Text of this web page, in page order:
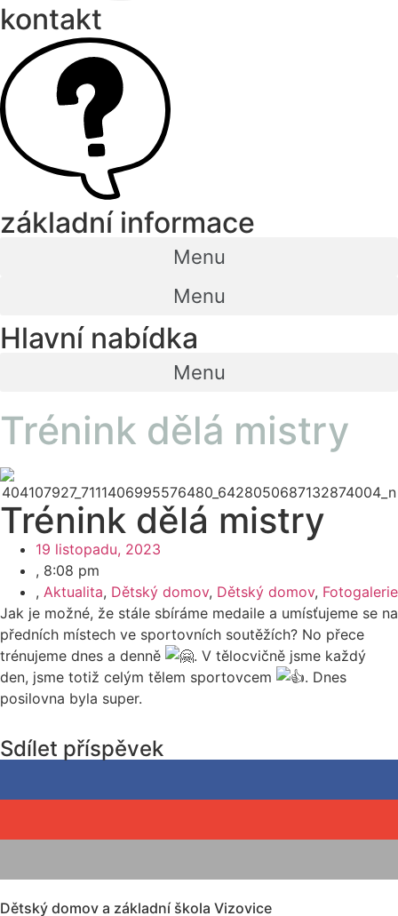
kontakt
základní informace
Menu
Menu
Hlavní nabídka
Menu
Trénink dělá mistry
Trénink dělá mistry
19 listopadu, 2023
, 8:08 pm
, Aktualita, Dětský domov, Dětský domov, Fotogalerie
Jak je možné, že stále sbíráme medaile a umísťujeme se na
předních místech ve sportovních soutěžích? No přece
trénujeme dnes a denně
. V tělocvičně jsme každý
den, jsme totiž celým tělem sportovcem
. Dnes
posilovna byla super.
Sdílet příspěvek
Dětský domov a základní škola Vizovice